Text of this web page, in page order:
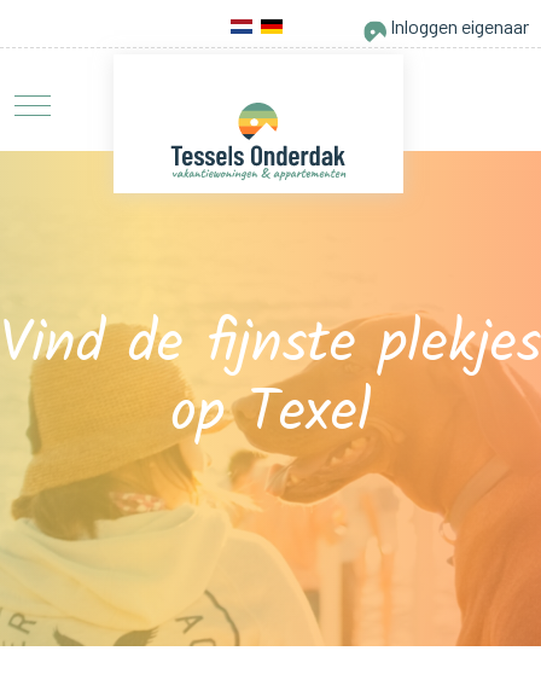
Inloggen eigenaar
Vind de fijnste plekjes
op Texel